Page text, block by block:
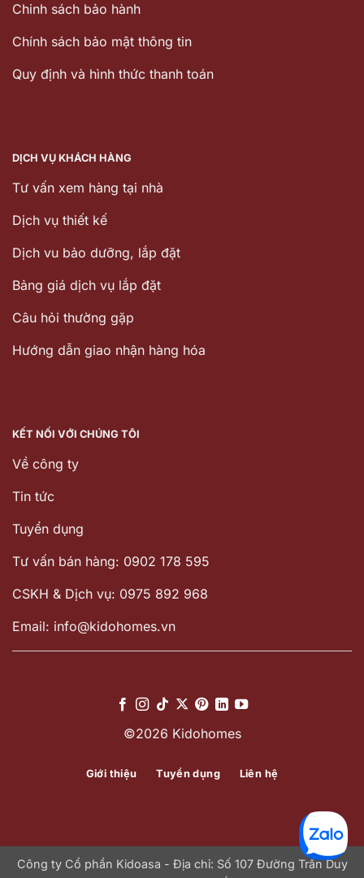
Chinh sách bảo hành
Chính sách bảo mật thông tin
Quy định và hình thức thanh toán
DỊCH VỤ KHÁCH HÀNG
Tư vấn xem hàng tại nhà
Dịch vụ thiết kế
Dịch vu bảo dưỡng, lắp đặt
Bảng giá dịch vụ lắp đặt
Câu hỏi thường gặp
Hướng dẫn giao nhận hàng hóa
KẾT NỐI VỚI CHÚNG TÔI
Về công ty
Tin tức
Tuyển dụng
Tư vấn bán hàng: 0902 178 595
CSKH & Dịch vụ: 0975 892 968
Email: info@kidohomes.vn
©2026 Kidohomes
Giới thiệu Tuyển dụng Liên hệ
Công ty Cổ phần Kidoasa - Địa chỉ: Số 107 Đường Trần Duy